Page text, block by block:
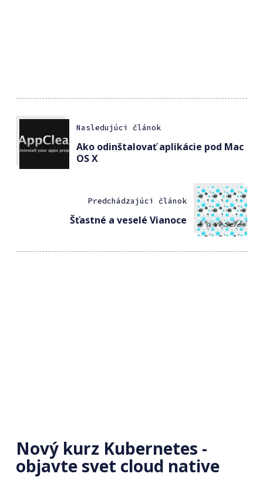
Nasledujúci článok
Ako odinštalovať aplikácie pod Mac
OS X
Predchádzajúci článok
Šťastné a veselé Vianoce
Nový kurz Kubernetes -
objavte svet cloud native